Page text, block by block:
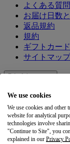
よくある質問
お届け日数
返品規約
規約
ギフトカード
サイトマップ
Printfulについて
Printfulについて
会社概要
お問い合わせ
サステナビ
We use cookies
We use cookies and other
website for analytical
technologies involve
"Continue to Site", you
explained in our Privacy